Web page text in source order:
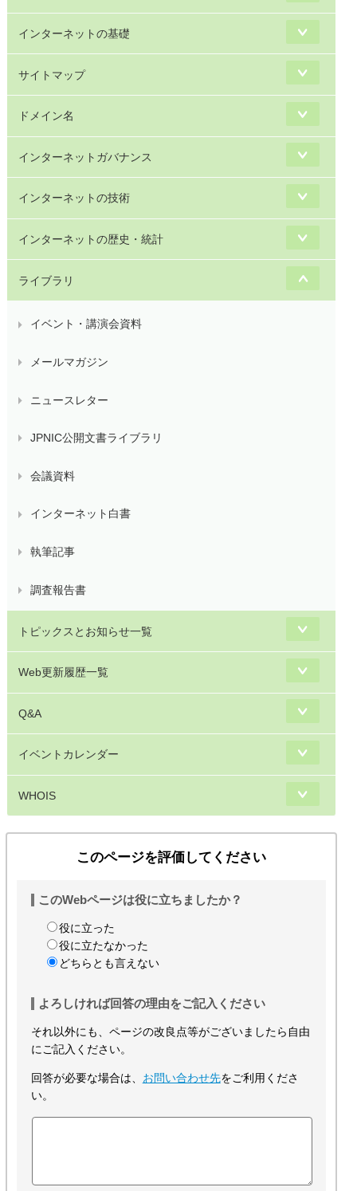
インターネットの基礎
サイトマップ
ドメイン名
インターネットガバナンス
インターネットの技術
インターネットの歴史・統計
ライブラリ
イベント・講演会資料
メールマガジン
ニュースレター
JPNIC公開文書ライブラリ
会議資料
インターネット白書
執筆記事
調査報告書
トピックスとお知らせ一覧
Web更新履歴一覧
Q&A
イベントカレンダー
WHOIS
このページを評価してください
このWebページは役に立ちましたか？
役に立った
役に立たなかった
どちらとも言えない
よろしければ回答の理由をご記入ください
それ以外にも、ページの改良点等がございましたら自由
にご記入ください。
回答が必要な場合は、 お問い合わせ先をご利用くださ
い。